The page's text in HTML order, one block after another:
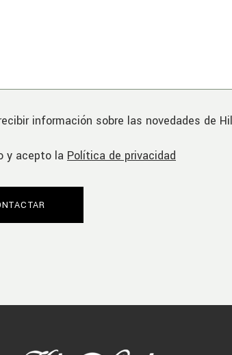
información sobre las novedades de
y acepto la Política de privacidad